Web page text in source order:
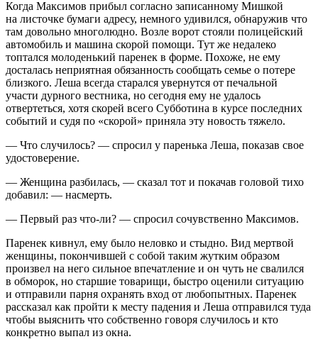
Когда Максимов прибыл согласно записанному Мишкой
на листочке бумаги адресу, немного удивился, обнаружив что
там довольно многолюдно. Возле ворот стояли полицейский
автомобиль и машина скорой помощи. Тут же недалеко
топтался молоденький паренек в форме. Похоже, не ему
досталась неприятная обязанность сообщать семье о потере
близкого. Леша всегда старался увернутся от печальной
участи дурного вестника, но сегодня ему не удалось
отвертеться, хотя скорей всего Субботина в курсе последних
событий и судя по «скорой» приняла эту новость тяжело.
— Что случилось? — спросил у паренька Леша, показав свое
удостоверение.
— Женщина разбилась, — сказал тот и покачав головой тихо
добавил: — насмерть.
— Первый раз что-ли? — спросил сочувственно Максимов.
Паренек кивнул, ему было неловко и стыдно. Вид мертвой
женщины, покончившей с собой таким жутким образом
произвел на него сильное впечатление и он чуть не свалился
в обморок, но старшие товарищи, быстро оценили ситуацию
и отправили парня охранять вход от любопытных. Паренек
рассказал как пройти к месту падения и Леша отправился туда
чтобы выяснить что собственно говоря случилось и кто
конкретно выпал из окна.